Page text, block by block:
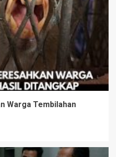
Warga Tembilahan